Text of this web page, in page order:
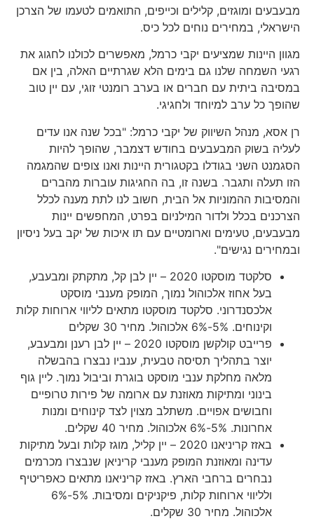
מבעבעים ומוגזים, קלילים וכייפים, התואמים לטעמו של הצרכן
הישראלי, במחירים נוחים לכל כיס.
מגוון היינות שמציעים יקבי כרמל, מאפשרים לכולנו לחגוג את
רגעי השמחה שלנו גם בימים הלא שגרתיים האלה, בין אם
במסיבה ביתית עם חברים או בערב רומנטי זוגי, עם יין טוב
שהופך כל ערב למיוחד ולחגיגי.
רן אסא, מנהל השיווק של יקבי כרמל: "בכל שנה אנו עדים
לעליה בשוק המבעבעים בחודש דצמבר, שהופך להיות
הסגמנט השני בגודלו בקטגורית היינות ואנו צופים שהמגמה
הזו תעלה ותגבר. בשנה זו, בה החגיגות עוברות מהברים
והמסיבות ההמוניות אל הבית, חשוב לנו לתת מענה לכלל
הצרכנים בכלל ולדור המילניום בפרט, המחפשים יינות
מבעבעים, טעימים וארומטיים עם תו איכות של יקב בעל ניסיון
ובמחירים נגישים".
סלקטד מוסקטו 2020 – יין לבן קל, מתקתק ומבעבע,
בעל אחוז אלכוהול נמוך, המופק מענבי מוסקט
אלכסנדרוני. סלקטד מוסקטו מתאים לליווי ארוחות קלות
וקינוחים. 5%-6% אלכוהול. מחיר 30 שקלים
פרייבט קולקשן מוסקטו 2020 – יין לבן רענן ומבעבע,
יוצר בתהליך תסיסה טבעית, ענביו נבצרו בהבשלה
מלאה מחלקת ענבי מוסקט בוגרת וביבול נמוך. ליין גוף
בינוני ומתיקות מאוזנת עם ארומה של פירות טרופיים
וחבושים אפויים. משתלב מצוין לצד קינוחים ומנות
אחרונות. 5%-6% אלכוהול. מחיר 40 שקלים.
באזז קריניאנו 2020 – יין קליל, מוגז קלות ובעל מתיקות
עדינה ומאוזנת המופק מענבי קריניאן שנבצרו מכרמים
נבחרים ברחבי הארץ. באזז קריניאנו מתאים כאפריטיף
ולליווי ארוחות קלות, פיקניקים ומסיבות. 5%-6%
אלכוהול. מחיר 30 שקלים.